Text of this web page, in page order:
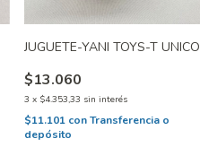
JUGUETE-YANI TOYS-T UNICO
$13.060
3 x $4.353,33 sin interés
$11.101 conTransferencia o
depósito